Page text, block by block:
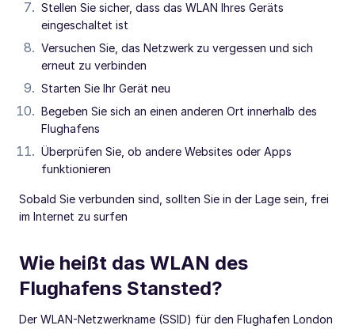
Stellen Sie sicher, dass das WLAN Ihres Geräts
eingeschaltet ist
Versuchen Sie, das Netzwerk zu vergessen und sich
erneut zu verbinden
Starten Sie Ihr Gerät neu
Begeben Sie sich an einen anderen Ort innerhalb des
Flughafens
Überprüfen Sie, ob andere Websites oder Apps
funktionieren
Sobald Sie verbunden sind, sollten Sie in der Lage sein, frei
im Internet zu surfen
Wie heißt das WLAN des
Flughafens Stansted?
Der WLAN-Netzwerkname (SSID) für den Flughafen London